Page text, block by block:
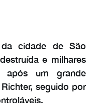
cidade de São
e milhares
após um grande
seguido por